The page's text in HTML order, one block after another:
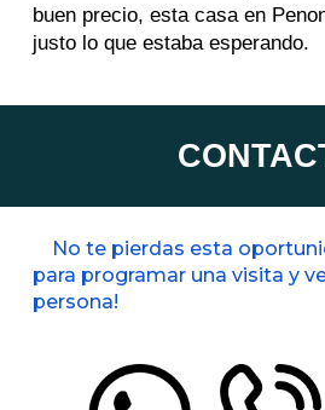
buen precio, esta casa en
justo lo que estaba esperando.
No te pierdas esta
para programar una visita y
persona!